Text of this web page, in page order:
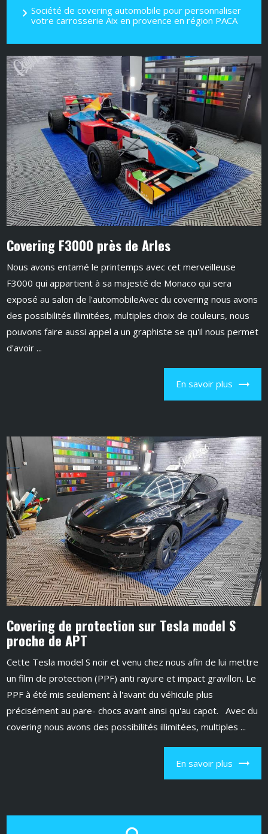
Société de covering automobile pour personnaliser
votre carrosserie Aix en provence en région PACA
Covering F3000 près de Arles
Nous avons entamé le printemps avec cet merveilleuse
F3000 qui appartient à sa majesté de Monaco qui sera
exposé au salon de l'automobileAvec du covering nous avons
des possibilités illimitées, multiples choix de couleurs, nous
pouvons faire aussi appel a un graphiste se qu'il nous permet
d'avoir ...
En savoir plus
Covering de protection sur Tesla model S
proche de APT
Cette Tesla model S noir et venu chez nous afin de lui mettre
un film de protection (PPF) anti rayure et impact gravillon. Le
PPF à été mis seulement à l'avant du véhicule plus
précisément au pare- chocs avant ainsi qu'au capot. Avec du
covering nous avons des possibilités illimitées, multiples ...
En savoir plus